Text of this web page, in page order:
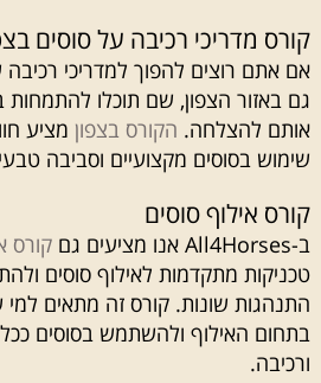
קורס מדריכי רכיבה על סוסים
אם אתם רוצים להפוך למדריכי רכיבה
גם באזור הצפון, שם תוכלו להתמחות
אותם להצלחה. הקורס בצפון מציע
שימוש בסוסים מקצועיים וסביבה
קורס אילוף סוסים
ב-All4Horses אנו מציעים גם קורס
טכניקות מתקדמות לאילוף סוסים
התנהגות שונות. קורס זה מתאים
בתחום האילוף ולהשתמש בסוסים
ורכיבה.